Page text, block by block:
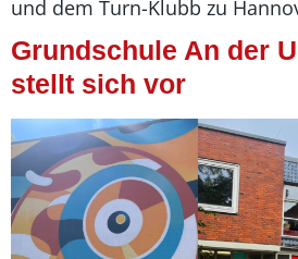
und dem Turn-Klubb zu
Grundschule An der
stellt sich vor